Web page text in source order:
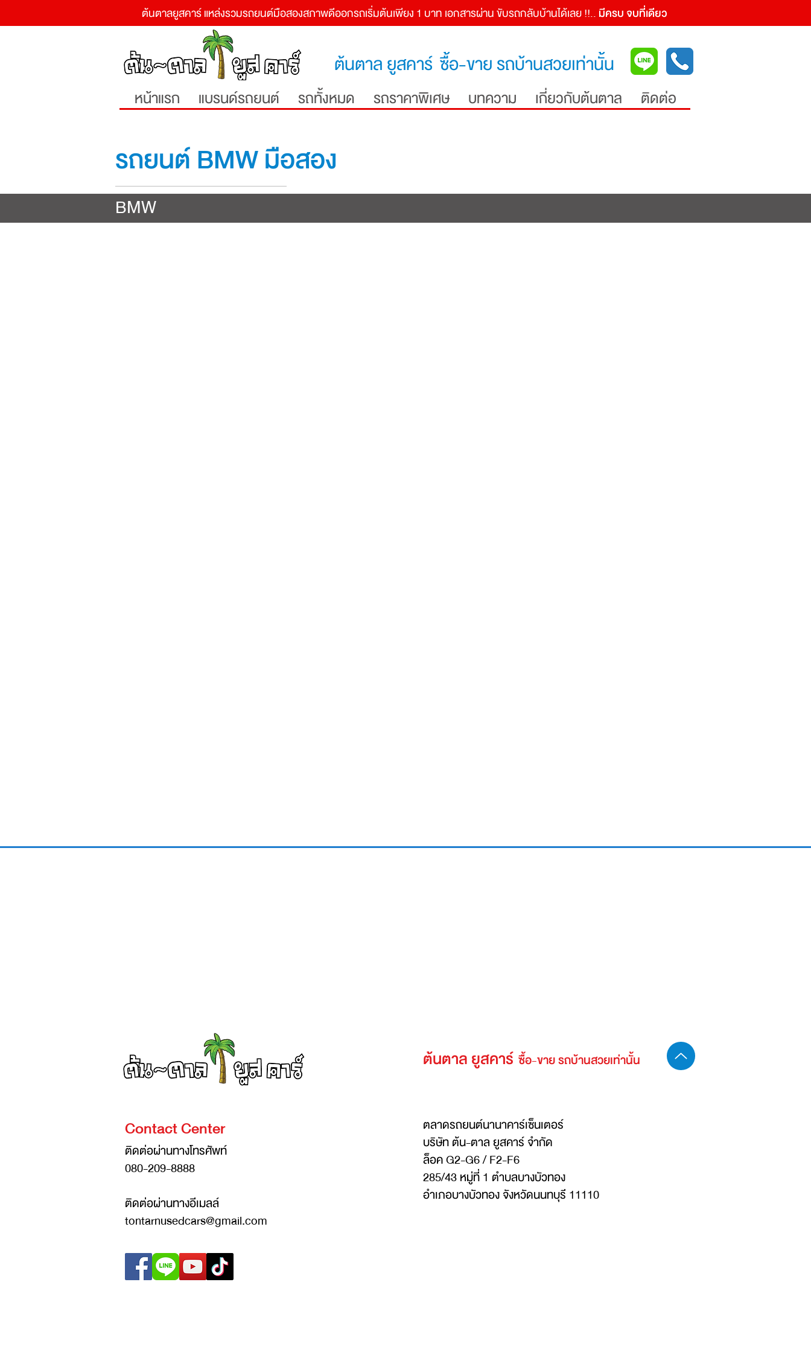
ต้นตาลยูสคาร์ แหล่งรวมรถยนต์มือสองสภาพดีออกรถเริ่มต้นเพียง 1 บาท เอกสารผ่าน ขับรถกลับบ้านได้เลย !!.. มีครบ จบที่เดียว
ต้นตาล ยูสคาร์ ซื้อ-ขาย รถบ้านสวยเท่านั้น
หน้าแรก แบรนด์รถยนต์ รถทั้งหมด รถราคาพิเศษ บทความ เกี่ยวกับต้นตาล ติดต่อ
รถยนต์ BMW มือสอง
BMW
Contact Center
ติดต่อผ่านทางโทรศัพท์
080-209-8888
ติดต่อผ่านทางอีเมลล์
tontarnusedcars@gmail.com
ต้นตาล ยูสคาร์ ซื้อ-ขาย รถบ้านสวยเท่านั้น
ตลาดรถยนต์นานาคาร์เซ็นเตอร์
บริษัท ต้น-ตาล ยูสคาร์ จำกัด
ล็อค G2-G6 / F2-F6
285/43 หมู่ที่ 1 ตำบลบางบัวทอง
อำเภอบางบัวทอง จังหวัดนนทบุรี 11110